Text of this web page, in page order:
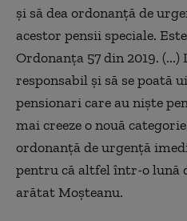
şi să dea ordonanţă de
acestor pensii speciale.
Ordonanţa 57 din 2019.
responsabil şi să se poată
pensionari care au nişte
mai creeze o nouă
ordonanţă de urgenţă
pentru că altfel într-o lună
arătat Moşteanu.